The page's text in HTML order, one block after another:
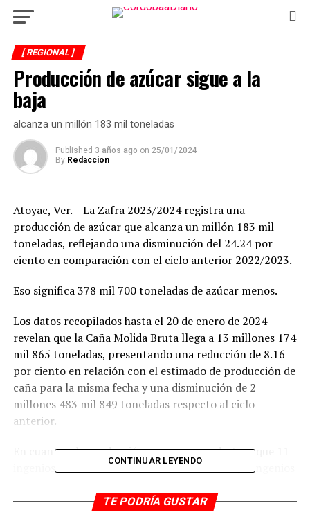
[ REGIONAL ]
Producción de azúcar sigue a la
baja
alcanza un millón 183 mil toneladas
Published 3 años ago on 25/01/2024
By Redaccion
Atoyac, Ver. – La Zafra 2023/2024 registra una
producción de azúcar que alcanza un millón 183 mil
toneladas, reflejando una disminución del 24.24 por
ciento en comparación con el ciclo anterior 2022/2023.
Eso significa 378 mil 700 toneladas de azúcar menos.
Los datos recopilados hasta el 20 de enero de 2024
revelan que la Caña Molida Bruta llega a 13 millones 174
mil 865 toneladas, presentando una reducción de 8.16
por ciento en relación con el estimado de producción de
caña para la misma fecha y una disminución de 2
millones 483 mil 849 toneladas respecto al ciclo
anterior.
En cuanto a la producción azucarera, se destaca que 11
ingenios han aumentado la molienda de caña, 9 ingenios
ha mejorado su rendimiento de fábrica.
CONTINUAR LEYENDO
TE PODRÍA GUSTAR